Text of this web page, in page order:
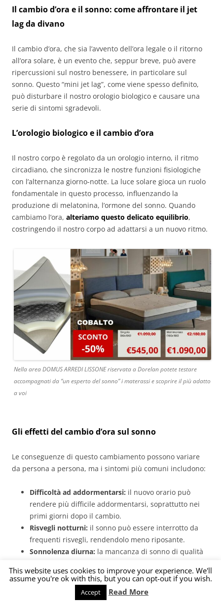
Il cambio d’ora e il sonno: come affrontare il jet
lag da divano
Il cambio d’ora, che sia l’avvento dell’ora legale o il ritorno
all’ora solare, è un evento che, seppur breve, può avere
ripercussioni sul nostro benessere, in particolare sul
sonno. Questo “mini jet lag”, come viene spesso definito,
può disturbare il nostro orologio biologico e causare una
serie di sintomi sgradevoli.
L’orologio biologico e il cambio d’ora
Il nostro corpo è regolato da un orologio interno, il ritmo
circadiano, che sincronizza le nostre funzioni fisiologiche
con l’alternanza giorno-notte. La luce solare gioca un ruolo
fondamentale in questo processo, influenzando la
produzione di melatonina, l’ormone del sonno. Quando
cambiamo l’ora, alteriamo questo delicato equilibrio,
costringendo il nostro corpo ad adattarsi a un nuovo ritmo.
Nella area DOMUS ARREDI LISSONE riservata a Dorelan potete testare
accompagnati da “un esperto del sonno” i materassi e scoprire il più adatto
a voi
Gli effetti del cambio d’ora sul sonno
Le conseguenze di questo cambiamento possono variare
da persona a persona, ma i sintomi più comuni includono:
Difficoltà ad addormentarsi: il nuovo orario può
rendere più difficile addormentarsi, soprattutto nei
primi giorni dopo il cambio.
Risvegli notturni: il sonno può essere interrotto da
frequenti risvegli, rendendolo meno riposante.
Sonnolenza diurna: la mancanza di sonno di qualità
durante il giorno.
Irritabilità e sbalzi d’umore:
la privazione di sonno
può influire negativamente sull’umore, rendendoci
This website uses cookies to improve your experience. We'll
assume you're ok with this, but you can opt-out if you wish.
Accept Read More